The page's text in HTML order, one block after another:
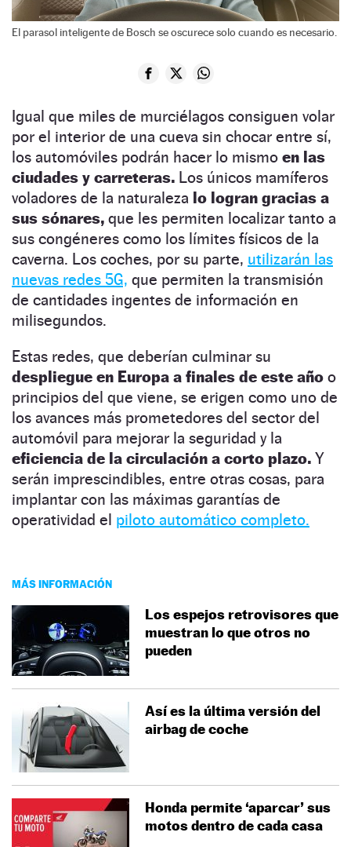
El parasol inteligente de Bosch se oscurece solo cuando es necesario.
Igual que miles de murciélagos consiguen volar
por el interior de una cueva sin chocar entre sí,
los automóviles podrán hacer lo mismo en las
ciudades y carreteras. Los únicos mamíferos
voladores de la naturaleza lo logran gracias a
sus sónares, que les permiten localizar tanto a
sus congéneres como los límites físicos de la
caverna. Los coches, por su parte, utilizarán las
nuevas redes 5G, que permiten la transmisión
de cantidades ingentes de información en
milisegundos.
Estas redes, que deberían culminar su
despliegue en Europa a finales de este año o
principios del que viene, se erigen como uno de
los avances más prometedores del sector del
automóvil para mejorar la seguridad y la
eficiencia de la circulación a corto plazo. Y
serán imprescindibles, entre otras cosas, para
implantar con las máximas garantías de
operatividad el piloto automático completo.
MÁS INFORMACIÓN
Los espejos retrovisores que
muestran lo que otros no
pueden
Así es la última versión del
airbag de coche
Honda permite ‘aparcar’ sus
motos dentro de cada casa